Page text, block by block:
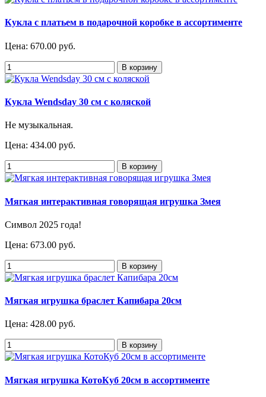
Кукла с платьем в подарочной коробке в ассортименте
Цена: 670.00 руб.
Кукла Wendsday 30 см с коляской
Не музыкальная.
Цена: 434.00 руб.
Мягкая интерактивная говорящая игрушка Змея
Символ 2025 года!
Цена: 673.00 руб.
Мягкая игрушка браслет Капибара 20см
Цена: 428.00 руб.
Мягкая игрушка КотоКуб 20см в ассортименте